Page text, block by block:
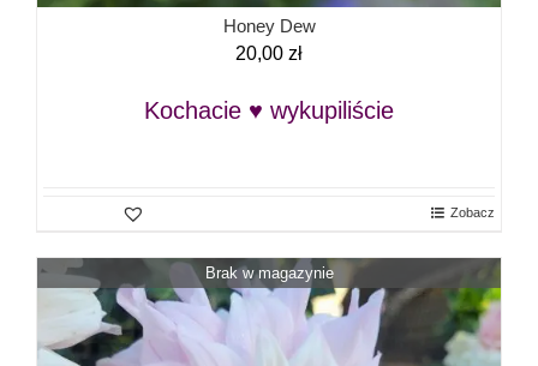
Honey Dew
20,00 zł
Kochacie ♥ wykupiliście
Zobacz
Brak w magazynie